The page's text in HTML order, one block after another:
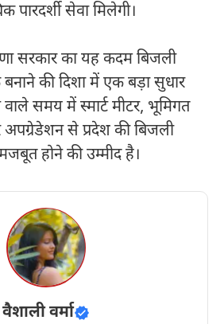
सेवा मिलेगी।
सरकार का यह कदम बिजली
की दिशा में एक बड़ा सुधार
समय में स्मार्ट मीटर, भूमिगत
अपग्रेडेशन से प्रदेश की बिजली
होने की उम्मीद है।
वैशाली वर्मा